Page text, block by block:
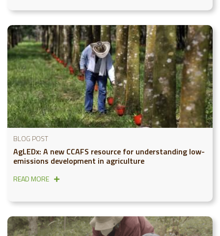
BLOG POST
AgLEDx: A new CCAFS resource for understanding low-
emissions development in agriculture
READ MORE